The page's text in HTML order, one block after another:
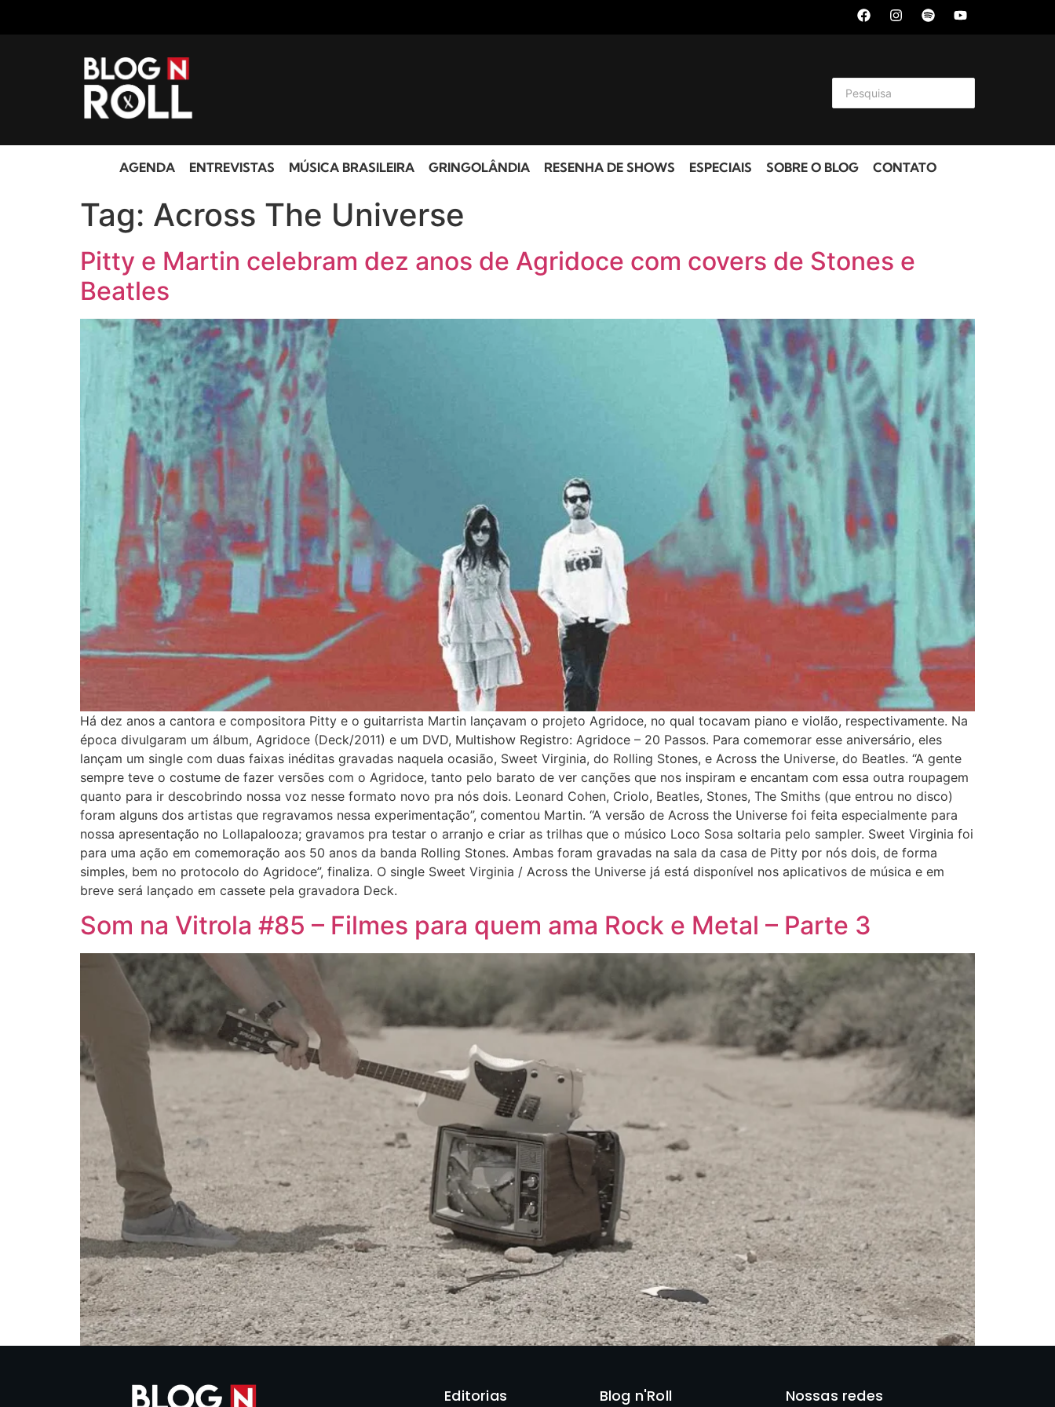
AGENDA ENTREVISTAS MÚSICA BRASILEIRA GRINGOLÂNDIA RESENHA DE SHOWS ESPECIAIS SOBRE O BLOG CONTATO
Tag: Across The Universe
Pitty e Martin celebram dez anos de Agridoce com covers de Stones e
Beatles
Há dez anos a cantora e compositora Pitty e o guitarrista Martin lançavam o projeto Agridoce, no qual tocavam piano e violão, respectivamente. Na
época divulgaram um álbum, Agridoce (Deck/2011) e um DVD, Multishow Registro: Agridoce – 20 Passos. Para comemorar esse aniversário, eles
lançam um single com duas faixas inéditas gravadas naquela ocasião, Sweet Virginia, do Rolling Stones, e Across the Universe, do Beatles. “A gente
sempre teve o costume de fazer versões com o Agridoce, tanto pelo barato de ver canções que nos inspiram e encantam com essa outra roupagem
quanto para ir descobrindo nossa voz nesse formato novo pra nós dois. Leonard Cohen, Criolo, Beatles, Stones, The Smiths (que entrou no disco)
foram alguns dos artistas que regravamos nessa experimentação”, comentou Martin. “A versão de Across the Universe foi feita especialmente para
nossa apresentação no Lollapalooza; gravamos pra testar o arranjo e criar as trilhas que o músico Loco Sosa soltaria pelo sampler. Sweet Virginia foi
para uma ação em comemoração aos 50 anos da banda Rolling Stones. Ambas foram gravadas na sala da casa de Pitty por nós dois, de forma
simples, bem no protocolo do Agridoce”, finaliza. O single Sweet Virginia / Across the Universe já está disponível nos aplicativos de música e em
breve será lançado em cassete pela gravadora Deck.
Som na Vitrola #85 – Filmes para quem ama Rock e Metal – Parte 3
Editorias Blog n'Roll Nossas redes